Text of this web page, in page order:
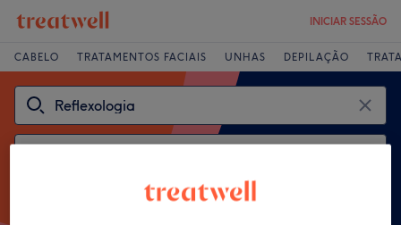
INICIAR SESSÃO
CABELO TRATAMENTOS FACIAIS UNHAS DEPILAÇÃO